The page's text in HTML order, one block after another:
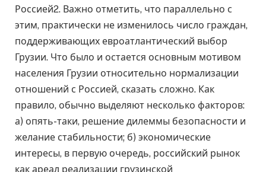
Россией2. Важно отметить, что параллельно с
этим, практически не изменилось число граждан,
поддерживающих евроатлантический выбор
Грузии. Что было и остается основным мотивом
населения Грузии относительно нормализации
отношений с Россией, сказать сложно. Как
правило, обычно выделяют несколько факторов:
а) опять-таки, решение дилеммы безопасности и
желание стабильности; б) экономические
интересы, в первую очередь, российский рынок
как ареал реализации грузинской